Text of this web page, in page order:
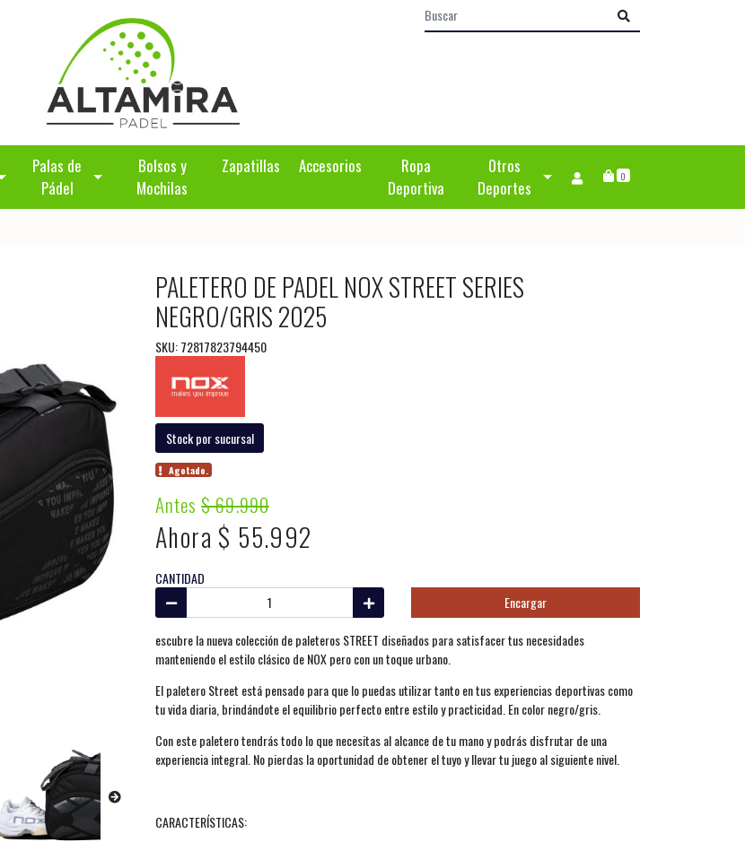
Palas de
Pádel
Bolsos y
Mochilas
Zapatillas Accesorios
Ropa
Deportiva
Otros
Deportes
0
PALETERO DE PADEL NOX STREET SERIES
NEGRO/GRIS 2025
SKU: 72817823794450
Stock por sucursal
Agotado.
Antes$ 69.990
Ahora $ 55.992
CANTIDAD
Encargar
escubre la nueva colección de paleteros STREET diseñados para satisfacer tus necesidades
manteniendo el estilo clásico de NOX pero con un toque urbano.
El paletero Street está pensado para que lo puedas utilizar tanto en tus experiencias deportivas como
tu vida diaria, brindándote el equilibrio perfecto entre estilo y practicidad. En color negro/gris.
Con este paletero tendrás todo lo que necesitas al alcance de tu mano y podrás disfrutar de una
experiencia integral. No pierdas la oportunidad de obtener el tuyo y llevar tu juego al siguiente nivel.
CARACTERÍSTICAS: